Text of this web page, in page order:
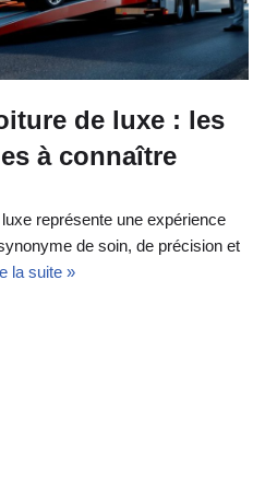
de luxe : les
à connaître
représente une expérience
de soin, de précision et
la suite »